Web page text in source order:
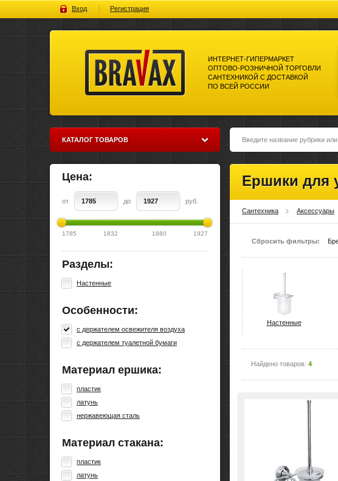
Вход Регистрация
всей россии
ИНТЕРНЕТ-ГИПЕРМАРКЕТ
ОПТОВО-РОЗНИЧНОЙ ТОРГОВЛИ
САНТЕХНИКОЙ С ДОСТАВКОЙ
ПО ВСЕЙ РОССИИ
КАТАЛОГ ТОВАРОВ
Цена:
от до руб.
1785 1832 1880 1927
Разделы:
Настенные
Особенности:
с держателем освежителя воздуха
с держателем туалетной бумаги
Материал ершика:
пластик
латунь
нержавеющая сталь
Материал стакана:
пластик
латунь
Ершики для
Сантехника Аксессуары
Сбросить фильтры:
Настенные
Найдено товаров: 4